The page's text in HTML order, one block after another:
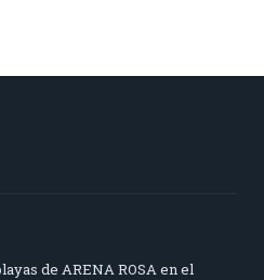
de ARENA ROSA en el